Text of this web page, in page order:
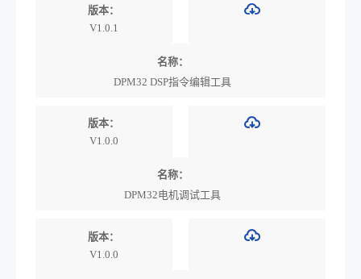
版本：
V1.0.1
名称：
DPM32 DSP指令编辑工具
版本：
V1.0.0
名称：
DPM32电机调试工具
版本：
V1.0.0